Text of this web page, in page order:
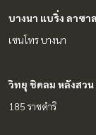
บางนา แบริ่ง ลาซาล
เซนโทร บางนา
วิทยุ ชิดลม หลังสวน
185 ราชดำริ